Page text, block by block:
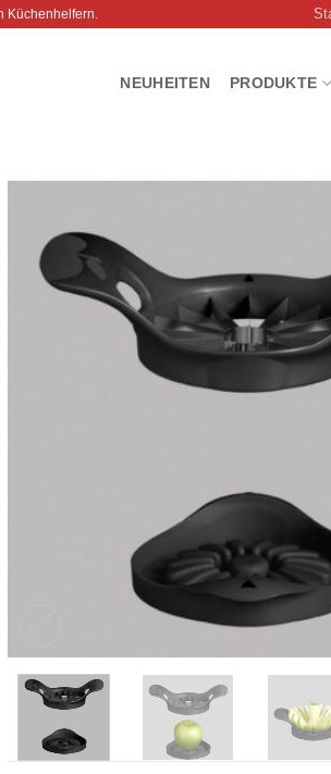
Küchenhelfern.
NEUHEITEN PRODUKTE